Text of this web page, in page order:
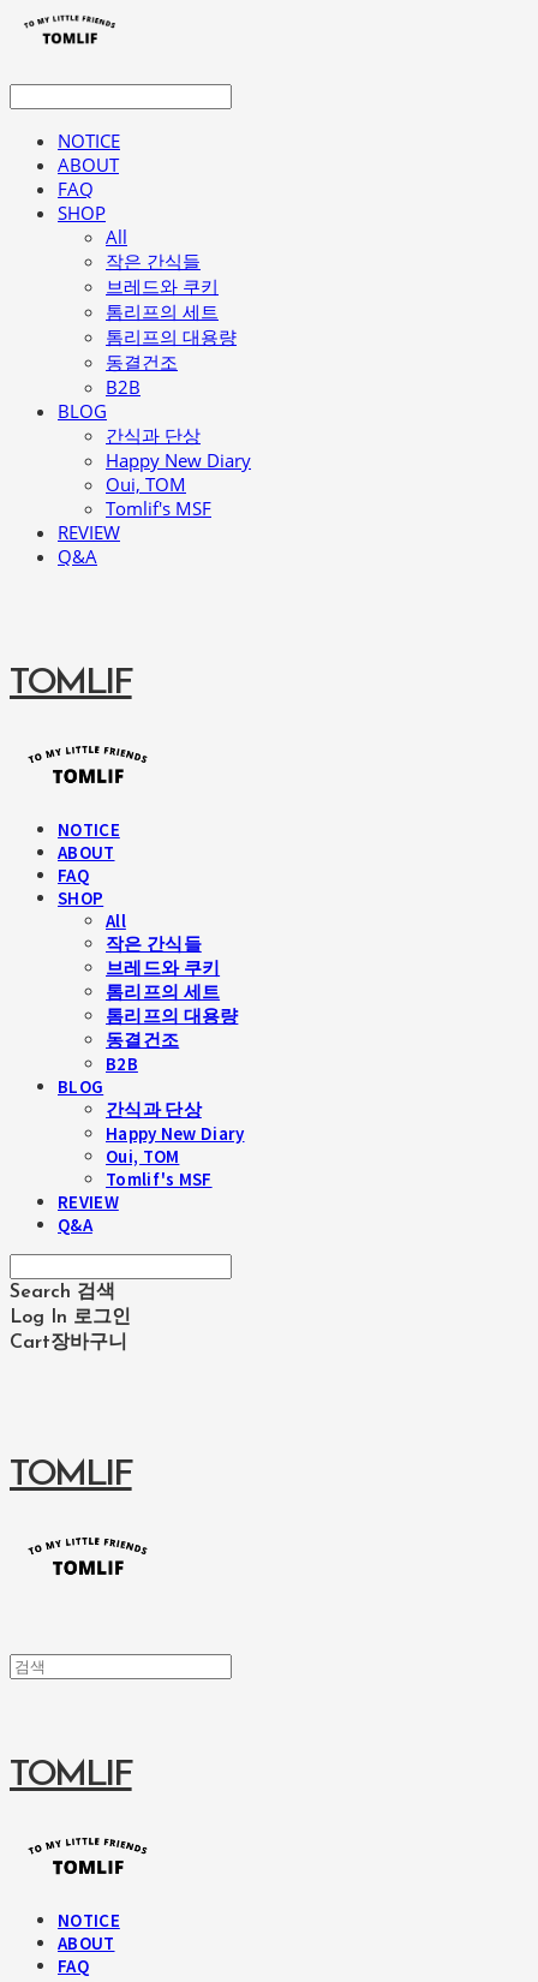
NOTICE
ABOUT
FAQ
SHOP
All
작은 간식들
브레드와 쿠키
톰리프의 세트
톰리프의 대용량
동결건조
B2B
BLOG
간식과 단상
Happy New Diary
Oui, TOM
Tomlif's MSF
REVIEW
Q&A
TOMLIF
NOTICE
ABOUT
FAQ
SHOP
All
작은 간식들
브레드와 쿠키
톰리프의 세트
톰리프의 대용량
동결건조
B2B
BLOG
간식과 단상
Happy New Diary
Oui, TOM
Tomlif's MSF
REVIEW
Q&A
Search 검색
Log In 로그인
Cart장바구니
TOMLIF
TOMLIF
NOTICE
ABOUT
FAQ